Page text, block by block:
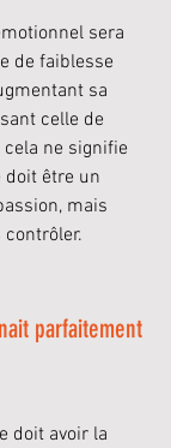
sera
de faiblesse
sa
celle de
ne signifie
doit être un
mais
parfaitement
doit avoir la